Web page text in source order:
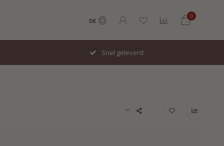
DE
0
Snel geleverd